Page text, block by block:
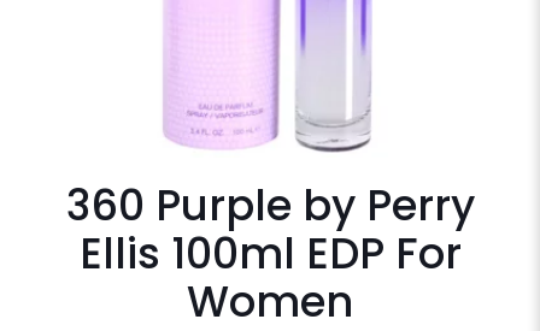
360 Purple by Perry
Ellis 100ml EDP For
Women